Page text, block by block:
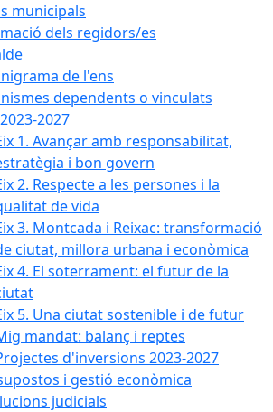
municipals
dels regidors/es
de l'ens
dependents o vinculats
2027
1. Avançar amb responsabilitat,
i bon govern
2. Respecte a les persones i la
de vida
3. Montcada i Reixac: transformació
ciutat, millora urbana i econòmica
4. El soterrament: el futur de la
5. Una ciutat sostenible i de futur
mandat: balanç i reptes
d'inversions 2023-2027
i gestió econòmica
judicials